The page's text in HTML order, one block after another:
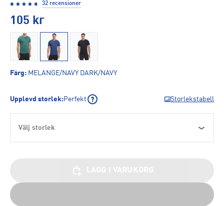
32 recensioner
105 kr
Färg: MELANGE/NAVY DARK/NAVY
Upplevd storlek:Perfekt Storlekstabell
Välj storlek